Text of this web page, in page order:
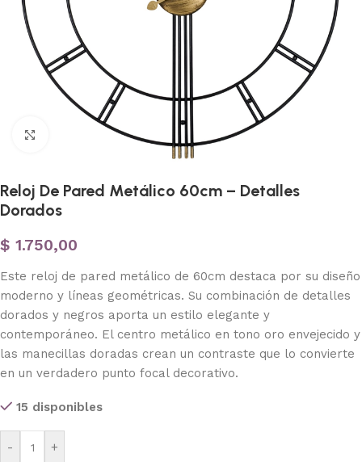
Haga clic para ampliar
Reloj De Pared Metálico 60cm – Detalles
Dorados
$ 1.750,00
Este reloj de pared metálico de 60cm destaca por su diseño
moderno y líneas geométricas. Su combinación de detalles
dorados y negros aporta un estilo elegante y
contemporáneo. El centro metálico en tono oro envejecido y
las manecillas doradas crean un contraste que lo convierte
en un verdadero punto focal decorativo.
15 disponibles
- +